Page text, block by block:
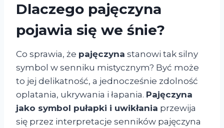
Dlaczego pajęczyna
pojawia się we śnie?
Co sprawia, że pajęczyna stanowi tak silny
symbol w senniku mistycznym? Być może
to jej delikatność, a jednocześnie zdolność
oplatania, ukrywania i łapania. Pajęczyna
jako symbol pułapki i uwikłania przewija
się przez interpretacje senników pajęczyna